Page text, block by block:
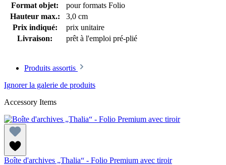
Format objet:
pour formats Folio
Hauteur max.:
3,0 cm
Prix indiqué:
prix unitaire
Livraison:
prêt à l'emploi pré-plié
Produits assortis
Ignorer la galerie de produits
Accessory Items
Boîte d'archives „Thalia“ - Folio Premium avec tiroir